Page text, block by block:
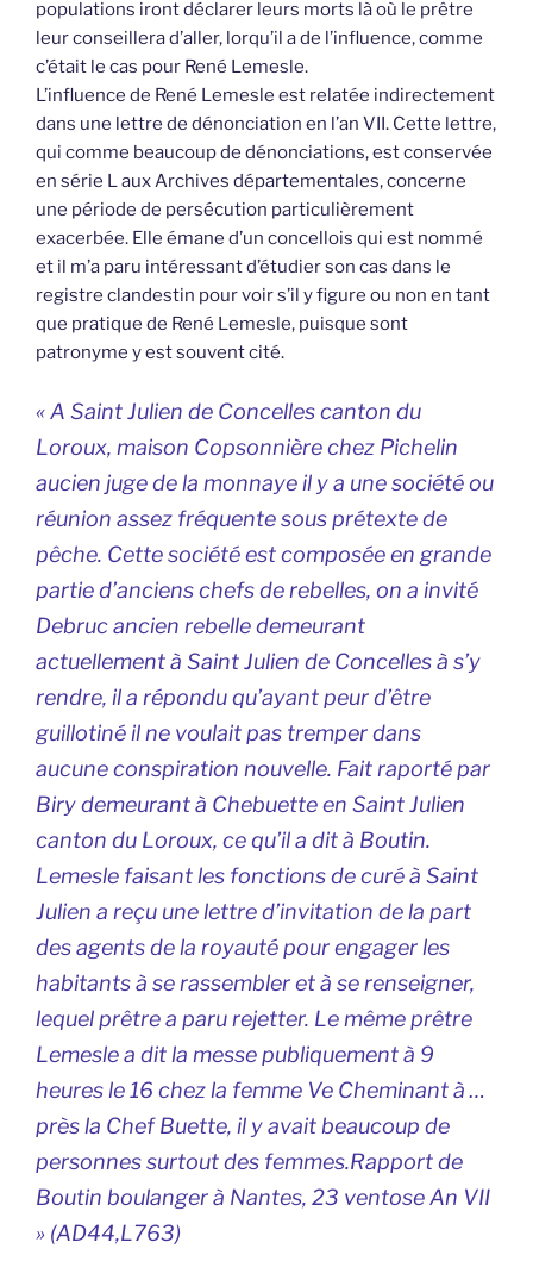
populations iront déclarer leurs morts là où le prêtre
leur conseillera d’aller, lorqu’il a de l’influence, comme
c’était le cas pour René Lemesle.
L’influence de René Lemesle est relatée indirectement
dans une lettre de dénonciation en l’an VII. Cette lettre,
qui comme beaucoup de dénonciations, est conservée
en série L aux Archives départementales, concerne
une période de persécution particulièrement
exacerbée. Elle émane d’un concellois qui est nommé
et il m’a paru intéressant d’étudier son cas dans le
registre clandestin pour voir s’il y figure ou non en tant
que pratique de René Lemesle, puisque sont
patronyme y est souvent cité.
« A Saint Julien de Concelles canton du
Loroux, maison Copsonnière chez Pichelin
aucien juge de la monnaye il y a une société ou
réunion assez fréquente sous prétexte de
pêche. Cette société est composée en grande
partie d’anciens chefs de rebelles, on a invité
Debruc ancien rebelle demeurant
actuellement à Saint Julien de Concelles à s’y
rendre, il a répondu qu’ayant peur d’être
guillotiné il ne voulait pas tremper dans
aucune conspiration nouvelle. Fait raporté par
Biry demeurant à Chebuette en Saint Julien
canton du Loroux, ce qu’il a dit à Boutin.
Lemesle faisant les fonctions de curé à Saint
Julien a reçu une lettre d’invitation de la part
des agents de la royauté pour engager les
habitants à se rassembler et à se renseigner,
lequel prêtre a paru rejetter. Le même prêtre
Lemesle a dit la messe publiquement à 9
heures le 16 chez la femme Ve Cheminant à …
près la Chef Buette, il y avait beaucoup de
personnes surtout des femmes.Rapport de
Boutin boulanger à Nantes, 23 ventose An VII
» (AD44,L763)